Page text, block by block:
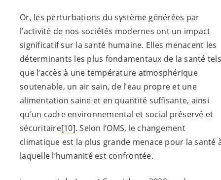
Or, les perturbations du système générées par
l’activité de nos sociétés modernes ont un impact
significatif sur la santé humaine. Elles menacent les
déterminants les plus fondamentaux de la santé tels
que l’accès à une température atmosphérique
soutenable, un air sain, de l’eau propre et une
alimentation saine et en quantité suffisante, ainsi
qu’un cadre environnemental et social préservé et
sécuritaire[10]. Selon l’OMS, le changement
climatique est la plus grande menace pour la santé
laquelle l’humanité est confrontée.